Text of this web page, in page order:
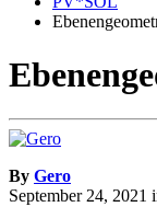
By Gero
September 24, 2021